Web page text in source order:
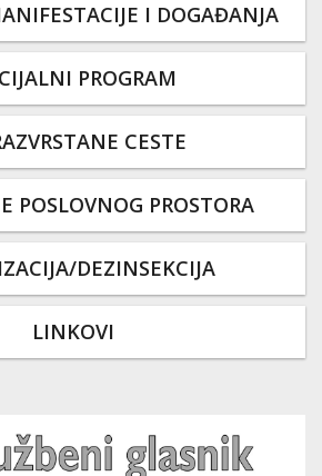
I DOGAĐANJA
PROGRAM
CESTE
POSLOVNOG PROSTORA
DEZINSEKCIJA
LINKOVI